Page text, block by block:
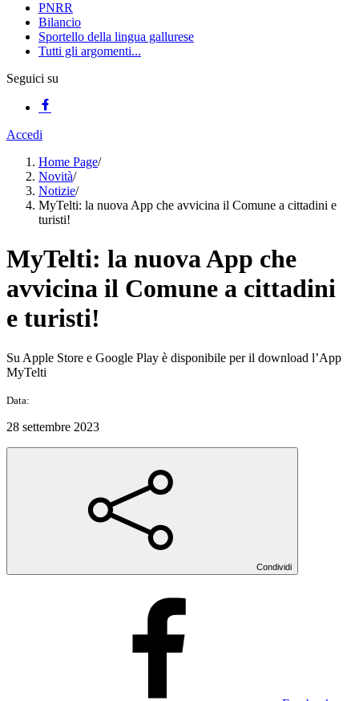
PNRR
Bilancio
Sportello della lingua gallurese
Tutti gli argomenti...
Seguici su
Accedi
Home Page/
Novità/
Notizie/
MyTelti: la nuova App che avvicina il Comune a cittadini e
turisti!
MyTelti: la nuova App che
avvicina il Comune a cittadini
e turisti!
Su Apple Store e Google Play è disponibile per il download l’App
MyTelti
Data:
28 settembre 2023
Condividi